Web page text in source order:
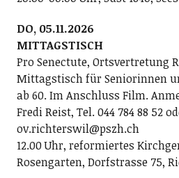
DO, 05.11.2026
MITTAGSTISCH
Pro Senectute, Ortsvertretung
Mittagstisch für Seniorinnen
ab 60. Im Anschluss Film.
Fredi Reist, Tel. 044 784 88 52
ov.richterswil@pszh.ch
12.00 Uhr, reformiertes
Rosengarten, Dorfstrasse 75,